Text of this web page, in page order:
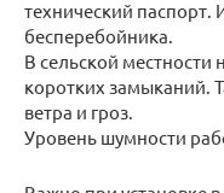
технический паспорт.
бесперебойника.
В сельской
коротких замыканий.
ветра и гроз.
Уровень шумности